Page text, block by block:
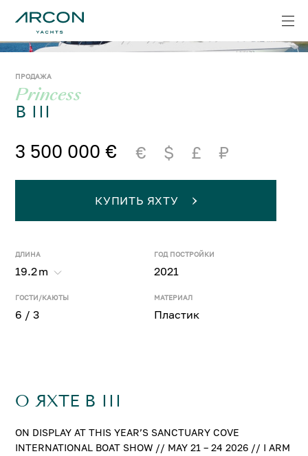
ПРОДАЖА
Princess
B III
3 500 000 € € $ £ ₽
ДЛИНА
19.2m
ГОД ПОСТРОЙКИ
2021
ГОСТИ/КАЮТЫ
6 / 3
МАТЕРИАЛ
Пластик
КУПИТЬ ЯХТУ
О ЯХТЕ B III
ON DISPLAY AT THIS YEAR’S SANCTUARY COVE
INTERNATIONAL BOAT SHOW // MAY 21 – 24 2026 // I ARM